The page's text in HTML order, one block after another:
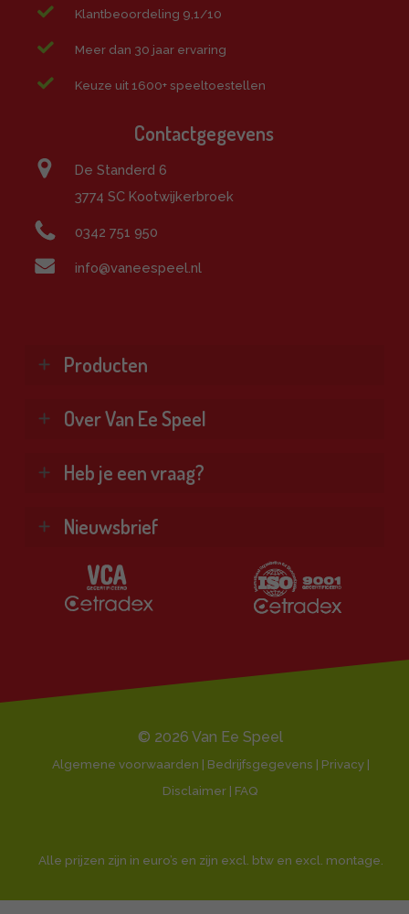
Klantbeoordeling 9,1/10
Meer dan 30 jaar ervaring
Keuze uit 1600+ speeltoestellen
Contactgegevens
De Standerd 6
3774 SC Kootwijkerbroek
0342 751 950
info@vaneespeel.nl
Producten
Klimtoestellen
Combinatietoestellen
Bekijk alle producten ❯
Over Van Ee Speel
Wie zijn wij?
Veel gestelde vragen
Al onze diensten ❯
Heb je een vraag?
Vind je antwoord snel en makkelijk op onze
Naar de klantenservice
Nieuwsbrief
Ontvang de beste aanbiedingen en persoonlijk
advies.
© 2026 Van Ee Speel
Algemene voorwaarden | Bedrijfsgegevens | Privacy |
Disclaimer | FAQ
Alle prijzen zijn in euro’s en zijn excl. btw en excl. montage.